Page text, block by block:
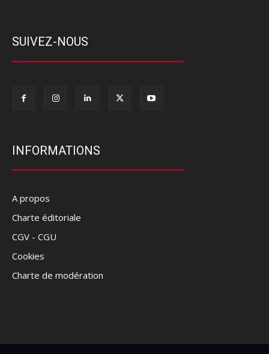
SUIVEZ-NOUS
INFORMATIONS
A propos
Charte éditoriale
CGV - CGU
Cookies
Charte de modération